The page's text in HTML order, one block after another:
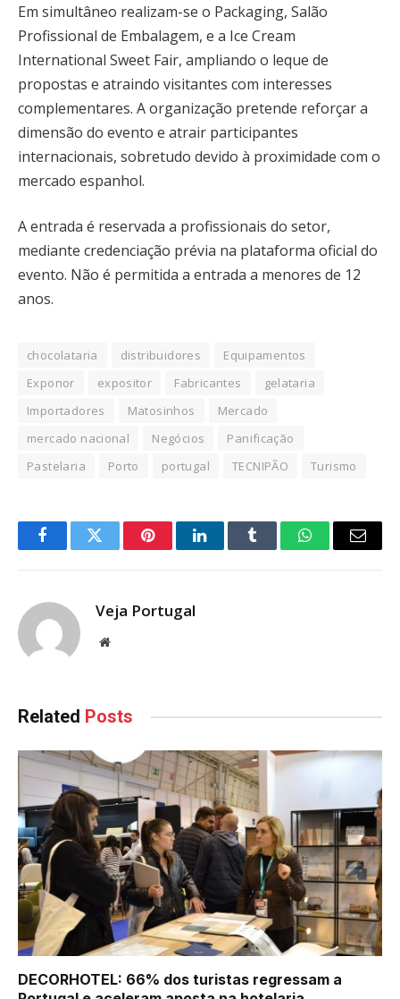
Em simultâneo realizam-se o Packaging, Salão
Profissional de Embalagem, e a Ice Cream
International Sweet Fair, ampliando o leque de
propostas e atraindo visitantes com interesses
complementares. A organização pretende reforçar a
dimensão do evento e atrair participantes
internacionais, sobretudo devido à proximidade com o
mercado espanhol.
A entrada é reservada a profissionais do setor,
mediante credenciação prévia na plataforma oficial do
evento. Não é permitida a entrada a menores de 12
anos.
chocolataria distribuidores
Equipamentos
Exponor
expositor Fabricantes
gelataria
Importadores
Matosinhos
Mercado
mercado nacional
Negócios
Panificação
Pastelaria
Porto portugal TECNIPÃO Turismo
FacebookTwitter PinterestLinkedInTumblr WhatsAppEmail
Veja Portugal
Website
Related Posts
DECORHOTEL: 66% dos turistas regressam a